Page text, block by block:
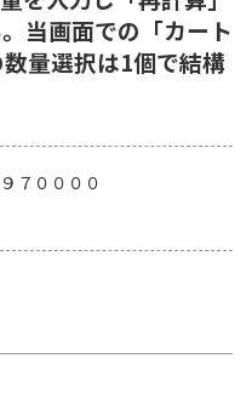
当画面での「カート
量選択は1個で結構
７００００